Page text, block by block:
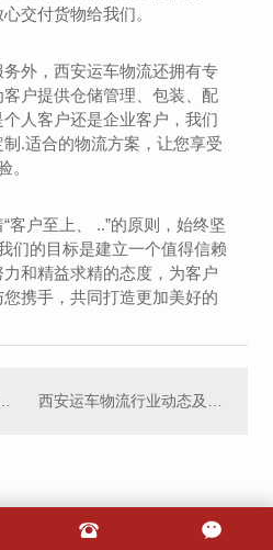
交付货物给我们。
外，西安运车物流还拥有专
户提供仓储管理、包装、配
人客户还是企业客户，我们
.适合的物流方案，让您享受
。
客户至上、 ..”的原则，始终坚
们的目标是建立一个值得信赖
和精益求精的态度，为客户
携手，共同打造更加美好的